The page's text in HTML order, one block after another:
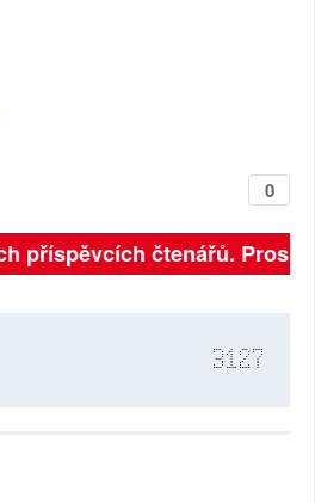
0
čtenářů.
3127